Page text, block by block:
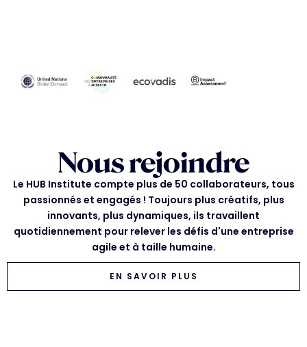
Nous rejoindre
Le HUB Institute compte plus de 50 collaborateurs, tous
passionnés et engagés ! Toujours plus créatifs, plus
innovants, plus dynamiques, ils travaillent
quotidiennement pour relever les défis d'une entreprise
agile et à taille humaine.
EN SAVOIR PLUS